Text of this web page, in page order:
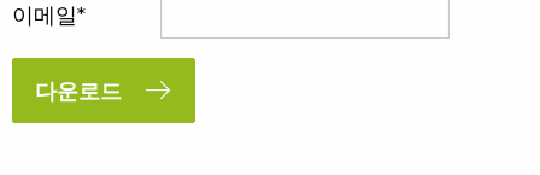
이메일
다운로드